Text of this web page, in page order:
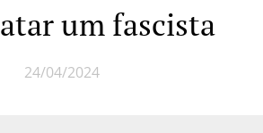
um fascista
24/04/2024